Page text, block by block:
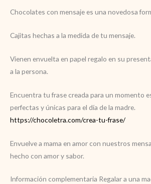
Chocolates con mensaje es una novedosa
Cajitas hechas a la medida de tu mensaje.
Vienen envuelta en papel regalo en su
a la persona.
Encuentra tu frase creada para un momento
perfectas y únicas para el día de la madre.
https://chocoletra.com/crea-tu-frase/
Envuelve a mama en amor con nuestros
hecho con amor y sabor.
Información complementaria Regalar a una